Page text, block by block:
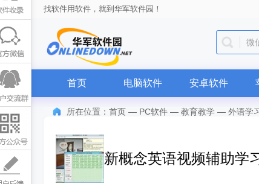
找软件用软件，就到华军软件园！
微
首页 电脑软件 安卓软件
所在位置： 首页 — PC软件 — 教育教学 — 外语学
新概念英语视频辅助学